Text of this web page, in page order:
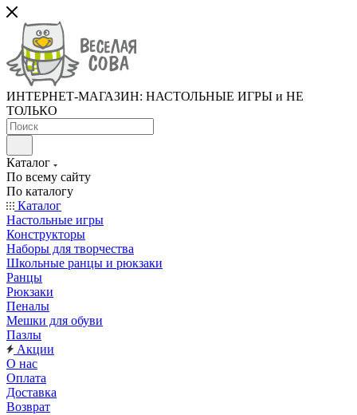
ИНТЕРНЕТ-МАГАЗИН: НАСТОЛЬНЫЕ ИГРЫ и НЕ
ТОЛЬКО
Каталог
По всему сайту
По каталогу
Каталог
Настольные игры
Конструкторы
Наборы для творчества
Школьные ранцы и рюкзаки
Ранцы
Рюкзаки
Пеналы
Мешки для обуви
Пазлы
Акции
О нас
Оплата
Доставка
Возврат